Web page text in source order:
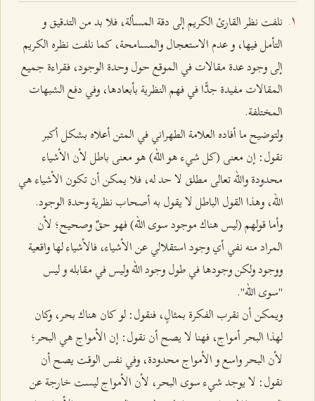
نلفت نظر القارئ الكريم إلى دقة المسألة، فلا بد من التدقيق و
التأمل فيها، و عدم الاستعجال والمسامحة، كما نلفت نظره الكريم
إلى وجود عدة مقالات في الموقع حول وحدة الوجود، فقراءة جميع
المقالات مفيدة جدًّا في فهم النظرية بأبعادها، وفي دفع الشبهات
المختلفة.
ولتوضيح ما أفاده العلامة الطهراني في المتن أعلاه بشكل أكبر
نقول: إن معنى (كل شيء هو الله) هو معنى باطل لأن الأشياء
محدودة والله تعالى مطلق لا حد له، فلا يمكن أن تكون الأشياء هي
الله، وهذا القول الباطل لا يقول به أصحاب نظرية وحدة الوجود.
وأما قولهم (ليس هناك موجود سوى الله) فهو حقٌ وصحيح؛ لأن
المراد منه نفي أي وجود استقلالي عن الأشياء، فالأشياء لها واقعية
ووجود ولكن وجودها في طول وجود الله وليس في مقابله و ليس
"سوى الله".
ويمكن أن نقرب الفكرة بمثالٍ، فنقول: لو كان هناك بحر، وكان
لهذا البحر أمواج، فهنا لا يصح أن نقول: إن الأمواج هي البحر؛
لأن البحر واسع و الأمواج محدودة، وفي نفس الوقت يصح أن
نقول: لا يوجد شيء سوى البحر، لأن الأمواج ليست خارجة عن